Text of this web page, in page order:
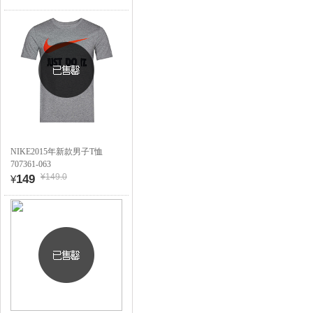
NIKE2015年新款男子T恤
707361-063
¥149 ¥149.0